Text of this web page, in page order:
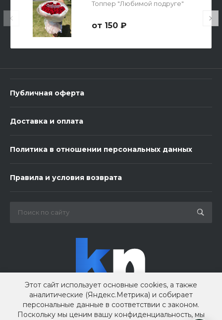
В корзину
В корзину
Топпер "Любимой подруге"
150 ₽
Публичная оферта
Доставка и оплата
Политика в отношении персональных данных
Правила и условия возврата
Этот сайт использует основные cookies, а также
аналитические (Яндекс.Метрика) и собирает
персональные данные в соответствии с законом.
Поскольку мы ценим вашу конфиденциальность, мы